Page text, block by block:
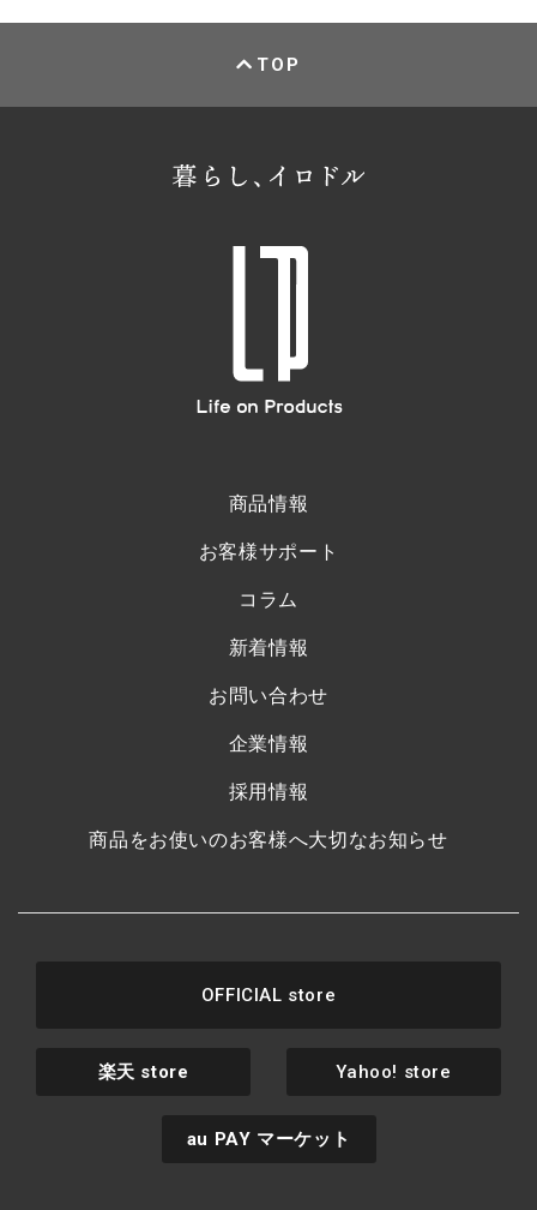
TOP
商品情報
お客様サポート
コラム
新着情報
お問い合わせ
企業情報
採用情報
商品をお使いのお客様へ大切なお知らせ
OFFICIAL store
楽天 store Yahoo! store
au PAY マーケット